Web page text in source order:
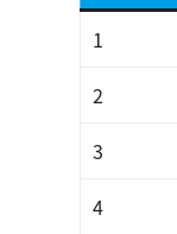
1
2
3
4